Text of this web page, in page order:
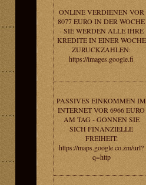
ONLINE VERDIENEN VOR
8077 EURO IN DER WOCHE
- SIE WERDEN ALLE IHRE
KREDITE IN EINER WOCHE
ZURUCKZAHLEN:
https://images.google.fi
PASSIVES EINKOMMEN IM
INTERNET VOR 6966 EURO
AM TAG - GONNEN SIE
SICH FINANZIELLE
FREIHEIT:
https://maps.google.co.zm/url?
q=http